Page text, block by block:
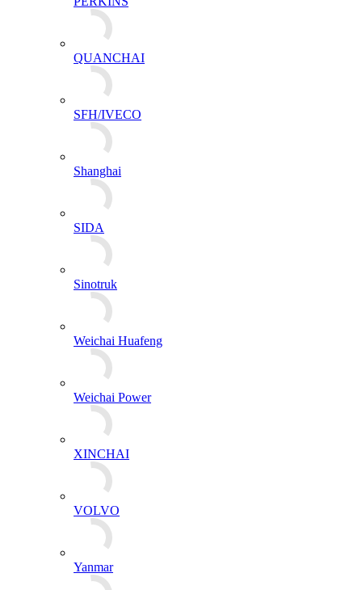
QUANCHAI
SFH/IVECO
Shanghai
SIDA
Sinotruk
Weichai Huafeng
Weichai Power
XINCHAI
VOLVO
Yanmar